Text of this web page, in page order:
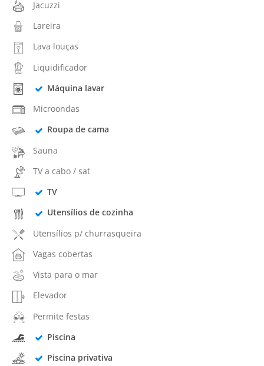
Jacuzzi
Lareira
Lava louças
Liquidificador
Máquina lavar
Microondas
Roupa de cama
Sauna
TV a cabo / sat
TV
Utensílios de cozinha
Utensílios p/ churrasqueira
Vagas cobertas
Vista para o mar
Elevador
Permite festas
Piscina
Piscina privativa